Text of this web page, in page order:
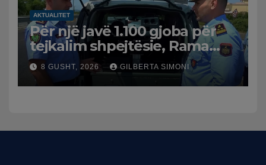
AKTUALITET
Për një javë 1.100 gjoba për
tejkalim shpejtësie, Rama
publikon videon: Kamerat e
trafikut së shpejti në
funksion
8 GUSHT, 2026 GILBERTA SIMONI